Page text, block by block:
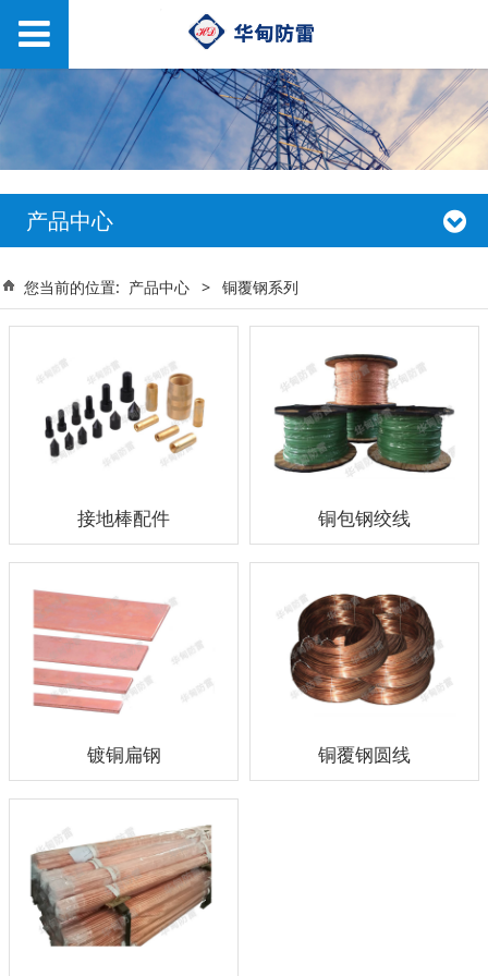
产品中心
您当前的位置: 产品中心 > 铜覆钢系列
接地棒配件 铜包钢绞线
镀铜扁钢 铜覆钢圆线